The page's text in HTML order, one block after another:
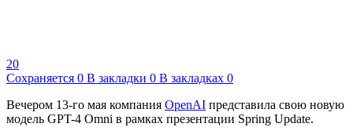
20
Сохраняется 0 В закладки 0 В закладках 0
Вечером 13-го мая компания OpenAI представила свою новую
модель GPT-4 Omni в рамках презентации Spring Update.